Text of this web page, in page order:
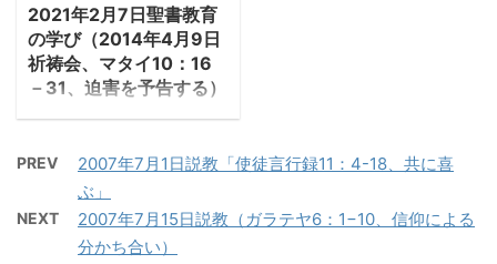
る方も多い。そのような
...
2021年2月7日聖書教育
の学び（2014年4月9日
祈祷会、マタイ10：16
－31、迫害を予告する）
迫害の予告 ・イエス
い羊」のように放置され
ているのを見て、彼らの
ために弟子たちの中から
十二人を選び出し、各地
PREV
2007年7月1日説教「使徒言行録11：4-18、共に喜
ぶ」
NEXT
2007年7月15日説教（ガラテヤ6：1−10、信仰による
分かち合い）